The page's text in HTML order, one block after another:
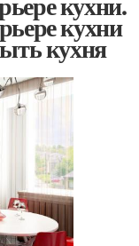
кухни
кухня